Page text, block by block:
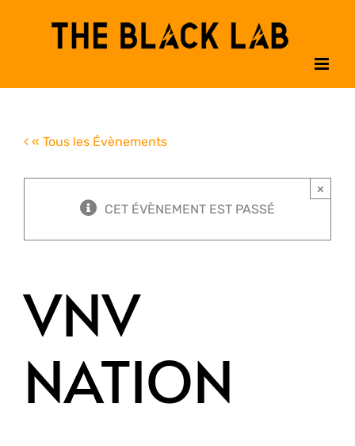
« Tous les Évènements
CET ÉVÈNEMENT EST PASSÉ
×
VNV
NATION